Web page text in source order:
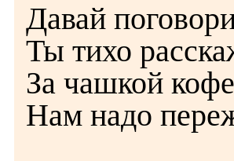
Давай
Ты тихо
За чашкой
Нам надо